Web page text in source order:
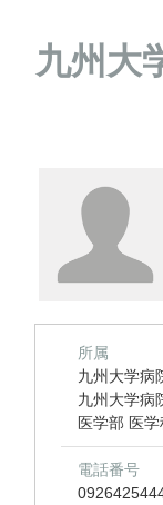
九州大
所属
九州大学病
九州大学病
医学部 医学
電話番号